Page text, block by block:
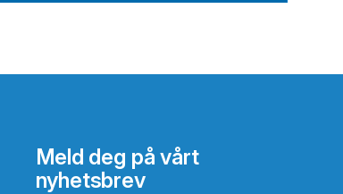
Meld deg på vårt
nyhetsbrev